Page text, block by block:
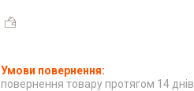
повернення товару протягом 14 днів